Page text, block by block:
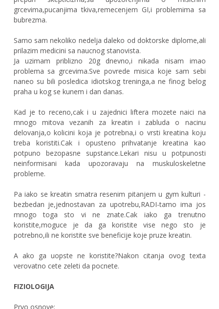
grcevima,pucanjima tkiva,remecenjem GI,i problemima sa
bubrezma.
Samo sam nekoliko nedelja daleko od doktorske diplome,ali
prilazim medicini sa naucnog stanovista.
Ja uzimam priblizno 20g dnevno,i nikada nisam imao
problema sa grcevima.Sve povrede misica koje sam sebi
naneo su bili posledica idiotskog treninga,a ne finog belog
praha u kog se kunem i dan danas.
Kad je to receno,cak i u zajednici liftera mozete naici na
mnogo mitova vezanih za kreatin i zabluda o nacinu
delovanja,o kolicini koja je potrebna,i o vrsti kreatina koju
treba koristiti.Cak i opusteno prihvatanje kreatina kao
potpuno bezopasne supstance.Lekari nisu u potpunosti
neinformisani kada upozoravaju na muskuloskeletne
probleme.
Pa iako se kreatin smatra resenim pitanjem u gym kulturi -
bezbedan je,jednostavan za upotrebu,RADI-tamo ima jos
mnogo toga sto vi ne znate.Cak iako ga trenutno
koristite,moguce je da ga koristite vise nego sto je
potrebno,ili ne koristite sve beneficije koje pruze kreatin.
A ako ga uopste ne koristite?Nakon citanja ovog texta
verovatno cete zeleti da pocnete.
FIZIOLOGIJA
Prvo osnove: